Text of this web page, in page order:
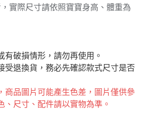
實際尺寸請依照寶寶身高、體重為
有破損情形，請勿再使用。
受退換貨，務必先確認款式尺寸是否
商品圖片可能產生色差，圖片僅供參
、尺寸、配件請以實物為準。